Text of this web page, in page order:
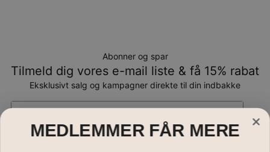
Abonner og spar
Tilmeld dig vores e-mail liste & få 15% rabat
Eksklusivt salg og kampagner direkte til din indbakke
MEDLEMMER FÅR MERE